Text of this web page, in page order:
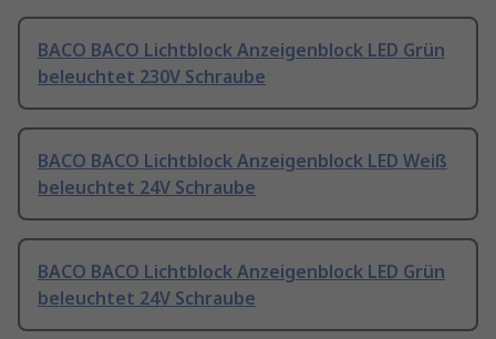
BACO BACO Lichtblock Anzeigenblock LED Grün
beleuchtet 230V Schraube
BACO BACO Lichtblock Anzeigenblock LED Weiß
beleuchtet 24V Schraube
BACO BACO Lichtblock Anzeigenblock LED Grün
beleuchtet 24V Schraube